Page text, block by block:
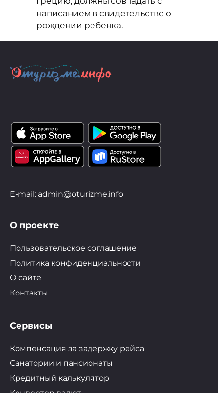
написанием в свидетельстве о
рождении ребенка.
E-mail: admin@oturizme.info
О проекте
Пользовательское соглашение
Политика конфиденциальности
О сайте
Контакты
Сервисы
Компенсация за задержку рейса
Санатории и пансионаты
Кредитный калькулятор